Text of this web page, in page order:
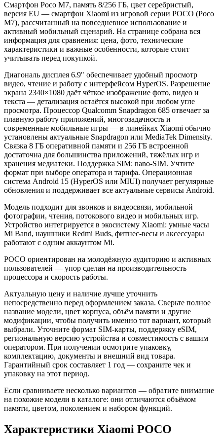
Смартфон Poco M7, память 8/256 ГБ, цвет серебристый,
версия EU — смартфон Xiaomi из игровой серии POCO (Poco
M7), рассчитанный на повседневное использование и
активный мобильный сценарий. На странице собрана вся
информация для сравнения: цена, фото, технические
характеристики и важные особенности, которые стоит
учитывать перед покупкой.
Диагональ дисплея 6.9" обеспечивает удобный просмотр
видео, чтение и работу с интерфейсом HyperOS. Разрешение
экрана 2340×1080 даёт чёткое изображение фото, видео и
текста — детализация остаётся высокой при любом угле
просмотра. Процессор Qualcomm Snapdragon 685 отвечает за
плавную работу приложений, многозадачность и
современные мобильные игры — в линейках Xiaomi обычно
установлены актуальные Snapdragon или MediaTek Dimensity.
Связка 8 ГБ оперативной памяти и 256 ГБ встроенной
достаточна для большинства приложений, тяжёлых игр и
хранения медиатеки. Поддержка SIM: nano-SIM. Учтите
формат при выборе оператора и тарифа. Операционная
система Android 15 (HyperOS или MIUI) получает регулярные
обновления и поддерживает все актуальные сервисы Android.
Модель подходит для звонков и видеосвязи, мобильной
фотографии, чтения, потокового видео и мобильных игр.
Устройство интегрируется в экосистему Xiaomi: умные часы
Mi Band, наушники Redmi Buds, фитнес-весы и аксессуары
работают с одним аккаунтом Mi.
POCO ориентирован на молодёжную аудиторию и активных
пользователей — упор сделан на производительность
процессора и скорость работы.
Актуальную цену и наличие лучше уточнить
непосредственно перед оформлением заказа. Сверьте полное
название модели, цвет корпуса, объём памяти и другие
модификации, чтобы получить именно тот вариант, который
выбрали. Уточните формат SIM-карты, поддержку eSIM,
региональную версию устройства и совместимость с вашим
оператором. При получении осмотрите упаковку,
комплектацию, документы и внешний вид товара.
Гарантийный срок составляет 1 год — сохраните чек и
упаковку на этот период.
Если сравниваете несколько вариантов — обратите внимание
на похожие модели в каталоге: они отличаются объёмом
памяти, цветом, поколением и набором функций.
Характеристики Xiaomi POCO